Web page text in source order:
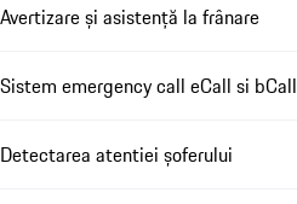
Avertizare și asistență la frânare
Sistem emergency call eCall si bCall
Detectarea atentiei șoferului